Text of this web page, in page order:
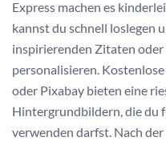
Express machen es
kannst du schnell loslegen
inspirierenden Zitaten
personalisieren.
oder Pixabay bieten eine
Hintergrundbildern, die du
verwenden darfst. Nach